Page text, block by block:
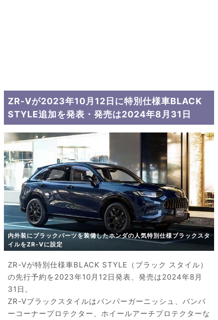
ZR-Vが2023年10月12日に特別仕様車BLACK
STYLE追加を発表・発売は2024年8月31日
内外装にブラックパーツを装備したホンダの人気特別仕様ブラックスタ
イルをZR-Vに設定
ZR-Vが特別仕様車BLACK STYLE（ブラック スタイル）
の先行予約を2023年10月12日発表、発売は2024年8月
31日。
ZR-Vブラックスタイルはバンパーガーニッシュ、バンパ
ーコーナープロテクター、ホイールアーチプロテクターな